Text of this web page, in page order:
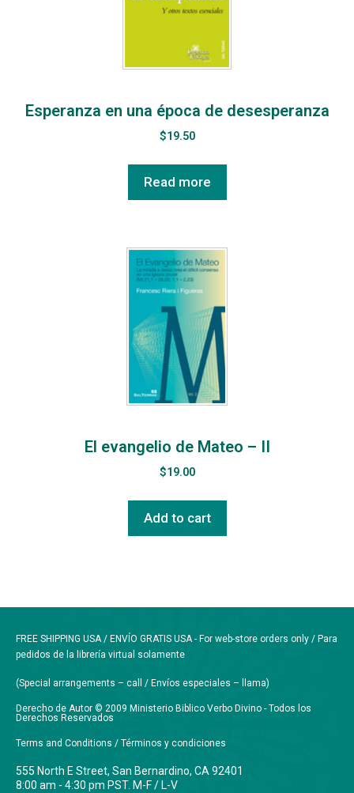
Esperanza en una época de desesperanza
$19.50
Read more
El evangelio de Mateo – II
$19.00
Add to cart
FREE SHIPPING USA / ENVÍO GRATIS USA - For web-store orders only / Para
pedidos de la librería virtual solamente
(Special arrangements – call / Envíos especiales – llama)
Derecho de Autor © 2009 Ministerio Biblico Verbo Divino - Todos los
Derechos Reservados
Terms and Conditions / Términos y condiciones
555 North E Street, San Bernardino, CA 92401
8:00 am - 4:30 pm PST. M-F / L-V